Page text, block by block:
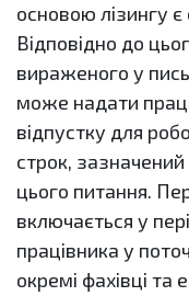
основою лізингу є
Відповідно до
вираженого у
може надати
відпустку для
строк,
цього питання.
включається у
працівника у
окремі фахівці та